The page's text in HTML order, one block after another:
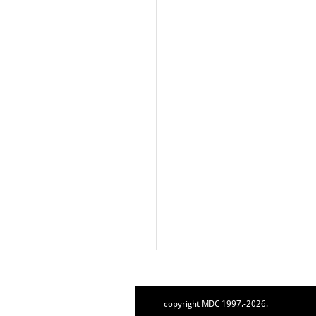
copyright MDC 1997.-2026.